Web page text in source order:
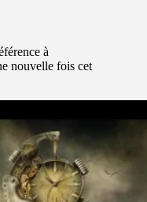
à
nouvelle fois cet